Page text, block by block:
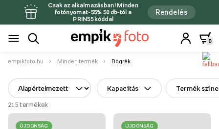
Csak az alkalmazásban! Minden
fotónyomat -55% 50 db-tól a
PRIN55 kóddal
Rendelés
0
empikfoto.hu Minden termék Bögrék
Kapacitás Termék színe
215 termékek
ÚJDONSÁG ÚJDONSÁG